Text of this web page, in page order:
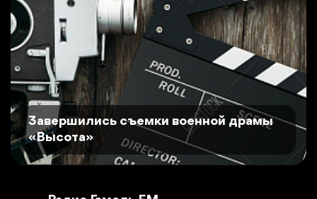
Завершились съемки военной драмы
«Высота»